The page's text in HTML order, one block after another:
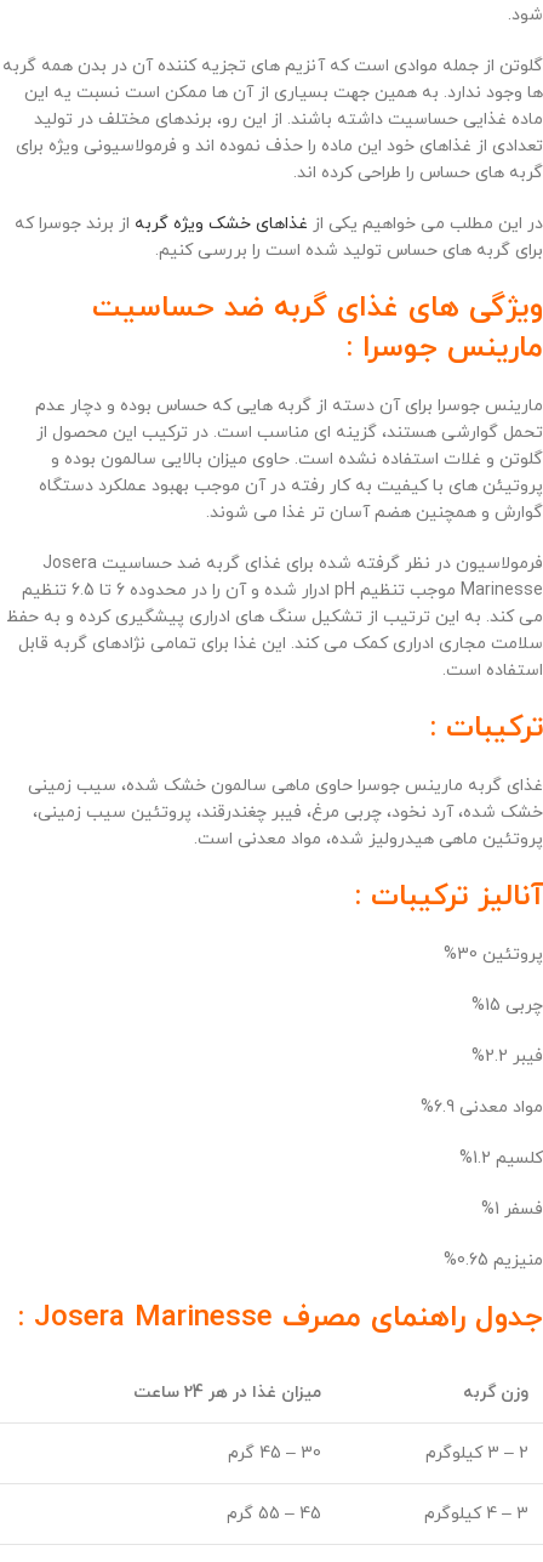
شود.
گلوتن از جمله موادی است که آنزیم های تجزیه کننده آن در بدن همه گربه
ها وجود ندارد. به همین جهت بسیاری از آن ها ممکن است نسبت یه این
ماده غذایی حساسیت داشته باشند. از این رو، برندهای مختلف در تولید
تعدادی از غذاهای خود این ماده را حذف نموده اند و فرمولاسیونی ویژه برای
گربه های حساس را طراحی کرده اند.
در این مطلب می خواهیم یکی از غذاهای خشک ویژه گربه از برند جوسرا که
برای گربه های حساس تولید شده است را بررسی کنیم.
ویژگی های غذای گربه ضد حساسیت
مارینس جوسرا :
مارینس جوسرا برای آن دسته از گربه هایی که حساس بوده و دچار عدم
تحمل گوارشی هستند، گزینه ای مناسب است. در ترکیب این محصول از
گلوتن و غلات استفاده نشده است. حاوی میزان بالایی سالمون بوده و
پروتیئن های با کیفیت به کار رفته در آن موجب بهبود عملکرد دستگاه
گوارش و همچنین هضم آسان تر غذا می شوند.
فرمولاسیون در نظر گرفته شده برای غذای گربه ضد حساسیت Josera
Marinesse موجب تنظیم pH ادرار شده و آن را در محدوده 6 تا 6.5 تنظیم
می کند. به این ترتیب از تشکیل سنگ های ادراری پیشگیری کرده و به حفظ
سلامت مجاری ادراری کمک می کند. این غذا برای تمامی نژادهای گربه قابل
استفاده است.
ترکیبات :
غذای گربه مارینس جوسرا حاوی ماهی سالمون خشک شده، سیب زمینی
خشک شده، آرد نخود، چربی مرغ، فیبر چغندرقند، پروتئین سیب زمینی،
پروتئین ماهی هیدرولیز شده، مواد معدنی است.
آنالیز ترکیبات :
پروتئین 30%
چربی 15%
فیبر 2.2%
مواد معدنی 6.9%
کلسیم 1.2%
فسفر 1%
منیزیم 0.65%
جدول راهنمای مصرف Josera Marinesse :
وزن گربه میزان غذا در هر 24 ساعت
2 – 3 کیلوگرم 30 – 45 گرم
3 – 4 کیلوگرم 45 – 55 گرم